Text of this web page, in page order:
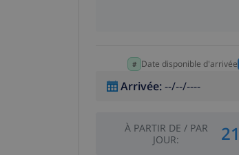
Date disponible d'arrivée
Arrivée:--/--/----
À PARTIR DE / PAR
JOUR: